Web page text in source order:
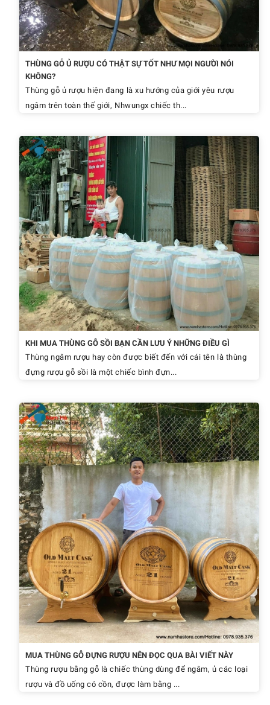
THÙNG GỖ Ủ RƯỢU CÓ THẬT SỰ TỐT NHƯ MỌI NGƯỜI NÓI
KHÔNG?
Thùng gỗ ủ rượu hiện đang là xu hướng của giới yêu rượu
ngâm trên toàn thế giới, Nhwungx chiếc th...
KHI MUA THÙNG GỖ SỒI BẠN CẦN LƯU Ý NHỮNG ĐIỀU GÌ
Thùng ngâm rượu hay còn được biết đến với cái tên là thùng
đựng rượu gỗ sồi là một chiếc bình đựn...
MUA THÙNG GỖ ĐỰNG RƯỢU NÊN ĐỌC QUA BÀI VIẾT NÀY
Thùng rượu bằng gỗ là chiếc thùng dùng để ngâm, ủ các loại
rượu và đồ uống có cồn, được làm bằng ...